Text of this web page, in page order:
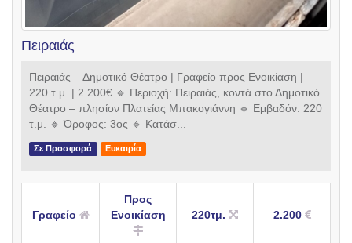
Πειραιάς
Πειραιάς – Δημοτικό Θέατρο | Γραφείο προς Ενοικίαση |
220 τ.μ. | 2.200€ 🔹 Περιοχή: Πειραιάς, κοντά στο Δημοτικό
Θέατρο – πλησίον Πλατείας Μπακογιάννη 🔹 Εμβαδόν: 220
τ.μ. 🔹 Όροφος: 3ος 🔹 Κατάσ...
Σε Προσφορά Ευκαιρία
Γραφείο
Προς
Ενοικίαση
220τμ. 2.200